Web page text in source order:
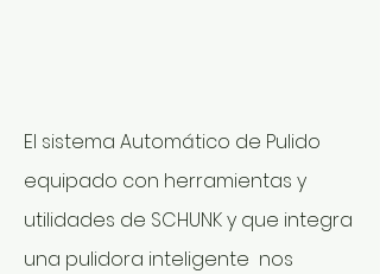
El sistema Automático de Pulido
equipado con herramientas y
utilidades de SCHUNK y que integra
una pulidora inteligente nos